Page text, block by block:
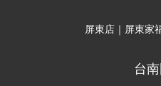
屏東店｜屏東家
台